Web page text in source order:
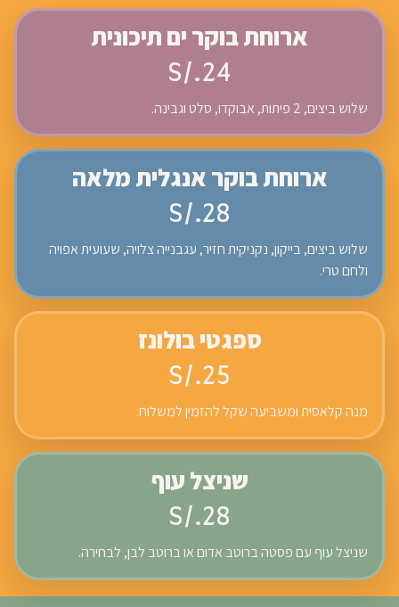
ארוחת בוקר ים תיכונית
S/.24
שלוש ביצים, 2 פיתות, אבוקדו, סלט וגבינה.
ארוחת בוקר אנגלית מלאה
S/.28
שלוש ביצים, בייקון, נקניקית חזיר, עגבנייה צלויה, שעועית אפויה
ולחם טרי.
ספגטי בולונז
S/.25
מנה קלאסית ומשביעה שקל להזמין למשלוח.
שניצל עוף
S/.28
שניצל עוף עם פסטה ברוטב אדום או ברוטב לבן, לבחירה.